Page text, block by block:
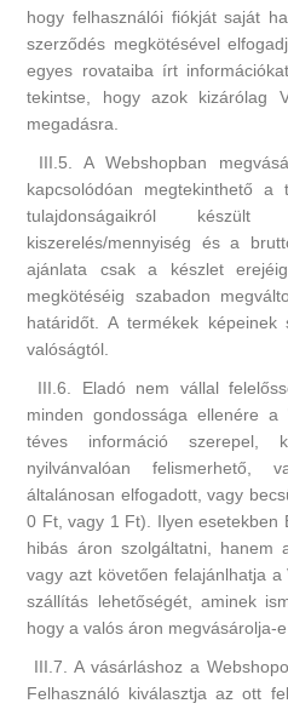
hogy felhasználói fiókját saját
szerződés megkötésével
egyes rovataiba írt
tekintse, hogy azok kizárólag
megadásra.
III.5. A Webshopban
kapcsolódóan megtekinthető a
tulajdonságaikról
kiszerelés/mennyiség és a
ajánlata csak a készlet
megkötéséig szabadon
határidőt. A termékek
valóságtól.
III.6. Eladó nem vállal
minden gondossága ellenére
téves információ szerepel,
nyilvánvalóan felismerhető,
általánosan elfogadott, vagy
0 Ft, vagy 1 Ft). Ilyen esetekben
hibás áron szolgáltatni, hanem
vagy azt követően felajánlhatja
szállítás lehetőségét, aminek
hogy a valós áron megvásárolja-e
III.7. A vásárláshoz a
Felhasználó kiválasztja az ott